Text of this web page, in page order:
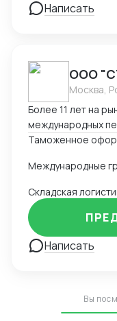
Написать
ООО
Москва,
Более 11 лет на
международных
Таможенное
Складская
Написать
Вы